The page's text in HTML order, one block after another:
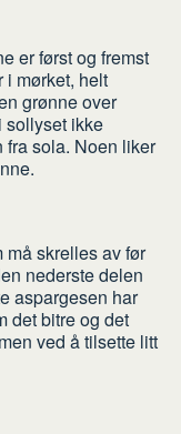
er først og fremst
i mørket, helt
grønne over
sollyset ikke
fra sola. Noen liker
må skrelles av før
nederste delen
aspargesen har
det bitre og det
ved å tilsette litt